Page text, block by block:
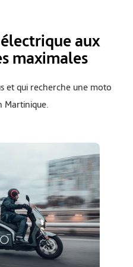
aux
maximales
et qui recherche une moto
Martinique.